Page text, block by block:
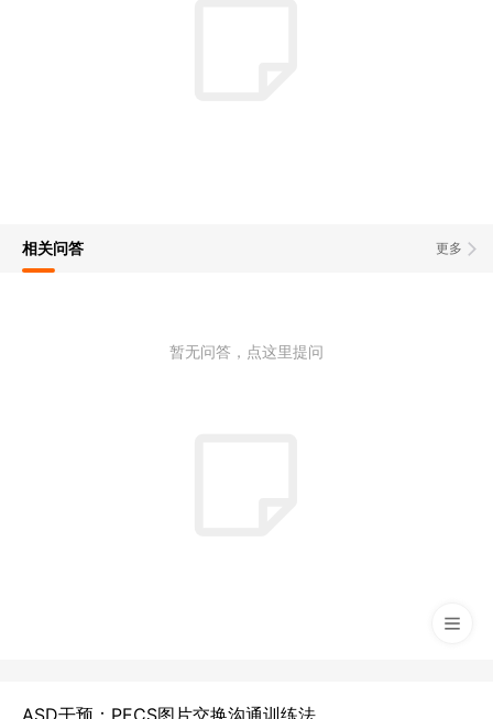
更多
相关问答
暂无问答，点这里提问